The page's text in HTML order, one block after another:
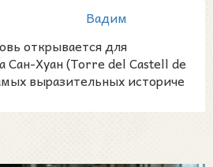
крепо...
Вадим
открывается для
Сан-Хуан (Torre del Castell de
выразительных историче